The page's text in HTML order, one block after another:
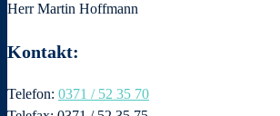
Herr Martin Hoffmann
Kontakt:
Telefon: 0371 / 52 35 70